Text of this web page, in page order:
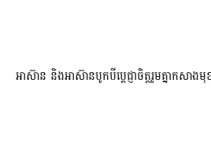
អាស៊ាន និងអាស៊ានបូកបីប្តេជ្ញាចិត្តរួមគ្នាកសាង